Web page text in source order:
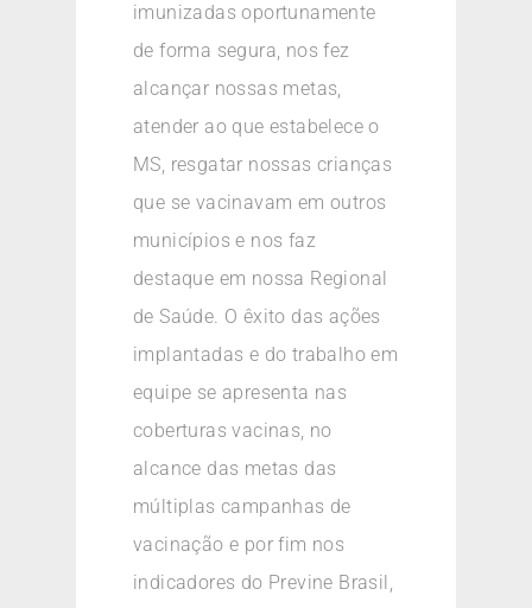
imunizadas oportunamente
de forma segura, nos fez
alcançar nossas metas,
atender ao que estabelece o
MS, resgatar nossas crianças
que se vacinavam em outros
municípios e nos faz
destaque em nossa Regional
de Saúde. O êxito das ações
implantadas e do trabalho em
equipe se apresenta nas
coberturas vacinas, no
alcance das metas das
múltiplas campanhas de
vacinação e por fim nos
indicadores do Previne Brasil,